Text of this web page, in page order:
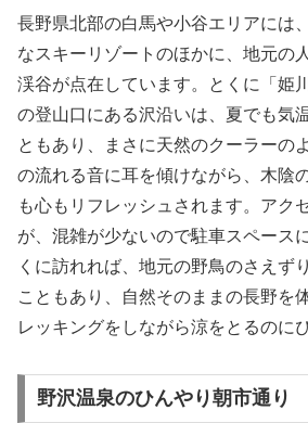
長野県北部の白馬や小谷エリアには
なスキーリゾートのほかに、地元の
渓谷が点在しています。とくに「姫
の登山口にある沢沿いは、夏でも気
ともあり、まさに天然のクーラーの
の流れる音に耳を傾けながら、木陰
も心もリフレッシュされます。アク
が、混雑が少ないので駐車スペース
くに訪れれば、地元の野鳥のさえず
こともあり、自然そのままの長野を
レッキングをしながら涼をとるのに
野沢温泉のひんやり朝市通り